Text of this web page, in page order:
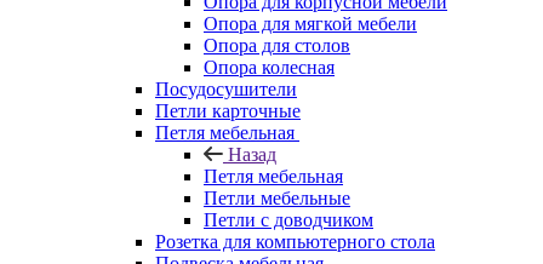
Опора для мягкой мебели
Опора для столов
Опора колесная
Посудосушители
Петли карточные
Петля мебельная
Назад
Петля мебельная
Петли мебельные
Петли с доводчиком
Розетка для компьютерного стола